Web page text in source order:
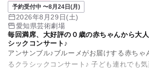
予約受付中 〜8月24日(月)
2026年8月29日(土)
愛知県芸術劇場
毎回満席、大好評の０歳の赤ちゃんから大
シックコンサート♪
アンサンブル♪ブルーメがお届けする赤ちゃ
るクラシックコンサート♪ 子ども連れでも